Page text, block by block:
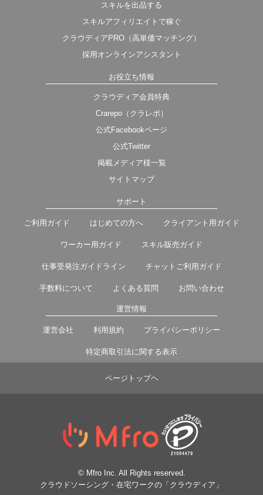
スキルを出品する
スキルアフィリエイトで稼ぐ
クラウディアPRO（高単価マッチング）
採用オンラインアシスタント
お役立ち情報
クラウディア会員特典
Crarepo（クラレポ）
公式Facebookページ
公式Twitter
掲載メディア様一覧
サイトマップ
サポート
ご利用ガイド はじめての方へ クライアント用ガイド
ワーカー用ガイド スキル販売ガイド
仕事受発注ガイドライン チャットご利用ガイド
手数料について よくある質問 お問い合わせ
運営情報
運営会社 利用規約 プライバシーポリシー
特定商取引法に関する表示
ページトップヘ
© Mfro Inc. All Rights reserved.
クラウドソーシング・在宅ワークの「クラウディア」